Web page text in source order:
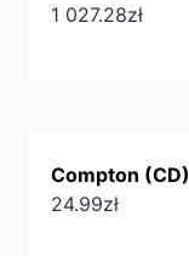
1 027.28zł
Compton (CD)
24.99zł